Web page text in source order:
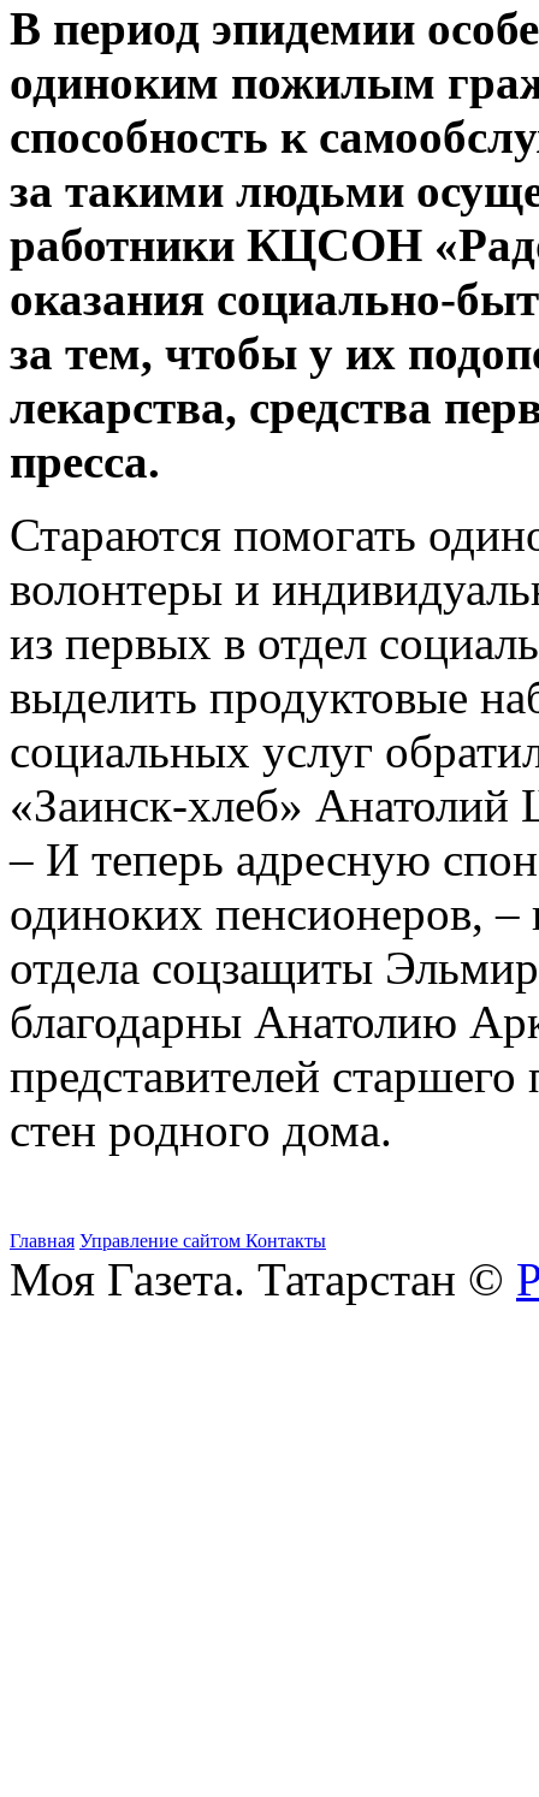
В период эпидемии
одиноким пожилым
способность к
за такими людьми
работники КЦСОН
оказания социально-
за тем, чтобы у их
лекарства, средства
пресса.
Стараются помогать
волонтеры и
из первых в отдел
выделить продуктовые
социальных услуг
«Заинск-хлеб»
– И теперь адресную
одиноких пенсионеров, –
отдела соцзащиты
благодарны Анатолию
представителей
стен родного дома.
Главная Управление сайтом Контакты
Моя Газета. Татарстан ©